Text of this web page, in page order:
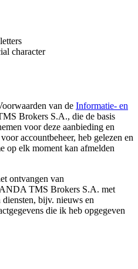
character
van de Informatie- en
Brokers S.A., die de basis
voor deze aanbieding en
accountbeheer, heb gelezen en
op elk moment kan afmelden
ontvangen van
TMS Brokers S.A. met
bijv. nieuws en
die ik heb opgegeven